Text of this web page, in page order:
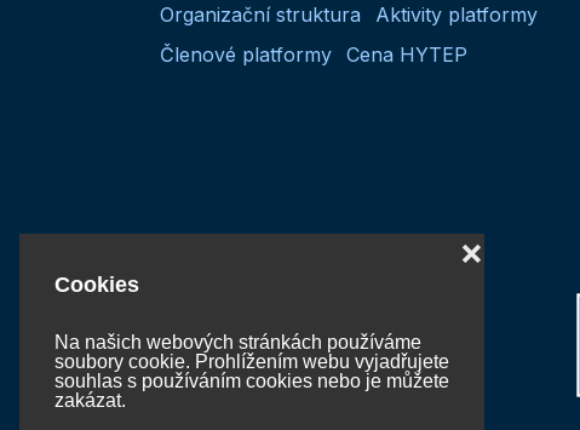
Cookies
Na našich webových stránkách používáme
soubory cookie. Prohlížením webu vyjadřujete
souhlas s používáním cookies nebo je můžete
zakázat.
❌
Organizační struktura
Aktivity platformy
Členové platformy Cena HYTEP